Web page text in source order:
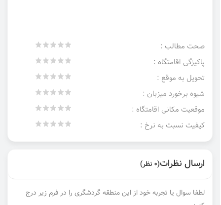
صحت مطالب :
پاکیزگی اقامتگاه :
تحویل به موقع :
شیوه برخورد میزبان :
موقعیت مکانی اقامتگاه :
کیفیت نسبت به نرخ :
ارسال نظرات(0 نظر)
لطفا سوال یا تجربه خود از این منطقه گردشگری را در فرم زیر درج